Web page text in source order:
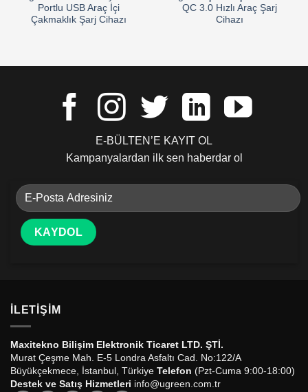
Portlu USB Araç İçi
Çakmaklık Şarj Cihazı
QC 3.0 Hızlı Araç Şarj
Cihazı
E-BÜLTEN’E KAYIT OL
Kampanyalardan ilk sen haberdar ol
İLETIŞIM
Maxitekno Bilişim Elektronik Ticaret LTD. ŞTİ.
Murat Çeşme Mah. E-5 Londra Asfaltı Cad. No:122/A
Büyükçekmece, İstanbul, Türkiye Telefon (Pzt-Cuma 9:00-18:00)
Destek ve Satış Hizmetleri info@ugreen.com.tr